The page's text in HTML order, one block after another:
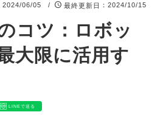
2024/06/05 / 最終更新日 ：2024/10/15
コツ：ロボッ
大限に活用す
LINEで送る